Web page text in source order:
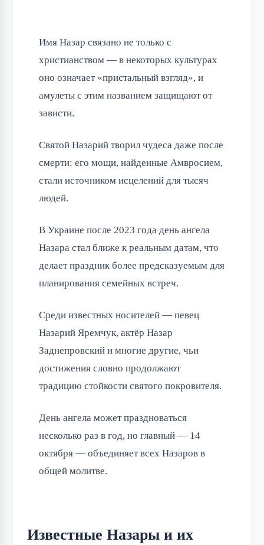
Имя Назар связано не только с
христианством — в некоторых культурах
оно означает «пристальный взгляд», и
амулеты с этим названием защищают от
зависти.
Святой Назарий творил чудеса даже после
смерти: его мощи, найденные Амвросием,
стали источником исцелений для тысяч
людей.
В Украине после 2023 года день ангела
Назара стал ближе к реальным датам, что
делает праздник более предсказуемым для
планирования семейных встреч.
Среди известных носителей — певец
Назарий Яремчук, актёр Назар
Заднепровский и многие другие, чьи
достижения словно продолжают
традицию стойкости святого покровителя.
День ангела может праздноваться
несколько раз в год, но главный — 14
октября — объединяет всех Назаров в
общей молитве.
Известные Назары и их